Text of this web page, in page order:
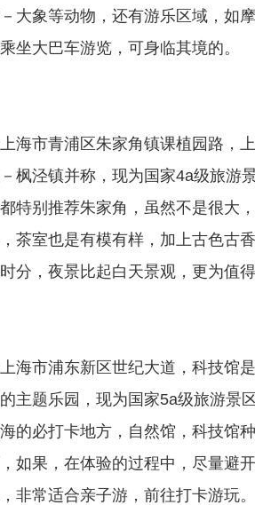
大象等动物，还有游乐区域，如
坐大巴车游览，可身临其境的。
海市青浦区朱家角镇课植园路，
枫泾镇并称，现为国家4a级旅游
特别推荐朱家角，虽然不是很大
茶室也是有模有样，加上古色古
分，夜景比起白天景观，更为值
海市浦东新区世纪大道，科技馆
主题乐园，现为国家5a级旅游景
的必打卡地方，自然馆，科技馆
如果，在体验的过程中，尽量避
非常适合亲子游，前往打卡游玩。